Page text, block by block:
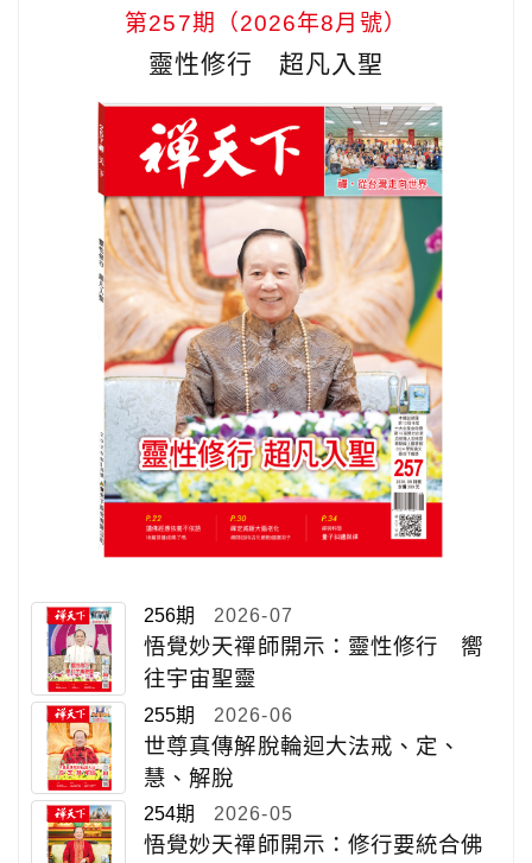
第257期（2026年8月號）
靈性修行 超凡入聖
256期 2026-07
悟覺妙天禪師開示：靈性修行 嚮
往宇宙聖靈
255期 2026-06
世尊真傳解脫輪迴大法戒、定、
慧、解脫
254期 2026-05
悟覺妙天禪師開示：修行要統合佛